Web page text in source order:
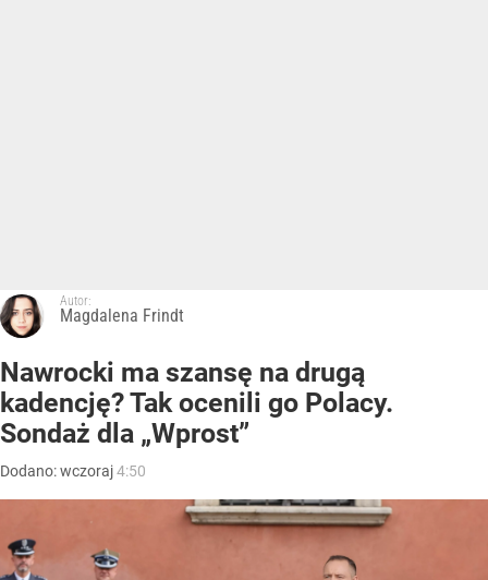
Autor:
Magdalena Frindt
Nawrocki ma szansę na drugą
kadencję? Tak ocenili go Polacy.
Sondaż dla „Wprost”
Dodano:wczoraj4:50